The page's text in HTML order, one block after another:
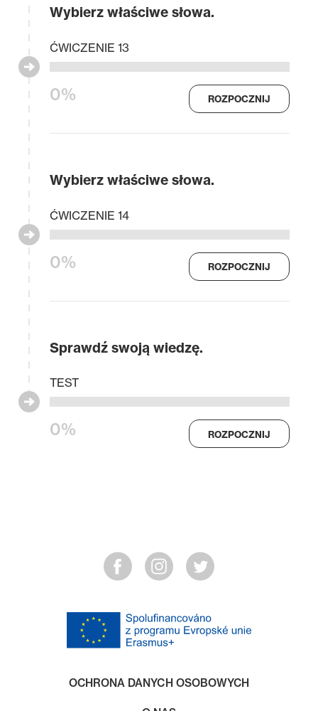
Wybierz właściwe słowa.
0%
ĆWICZENIE 13
ROZPOCZNIJ
Wybierz właściwe słowa.
0%
ĆWICZENIE 14
ROZPOCZNIJ
Sprawdź swoją wiedzę.
0%
TEST
ROZPOCZNIJ
OCHRONA DANYCH OSOBOWYCH